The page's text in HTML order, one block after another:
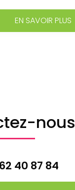
EN SAVOIR PLUS
nous
40 87 84